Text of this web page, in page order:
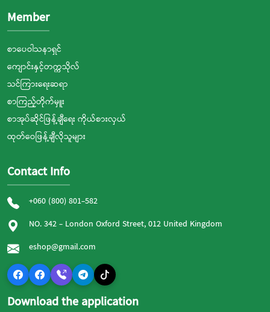
Member
စာပေဝါသနာရှင်
ကျောင်းနှင့်တက္ကသိုလ်
သင်ကြားရေးဆရာ
စာကြည့်တိုက်မှူး
စာအုပ်ဆိုင်ဖြန့်ချီရေး ကိုယ်စားလှယ်
ထုတ်ဝေဖြန့်ချီလိုသူများ
Contact Info
+060 (800) 801-582
NO. 342 - London Oxford Street, 012 United Kingdom
eshop@gmail.com
Download the application